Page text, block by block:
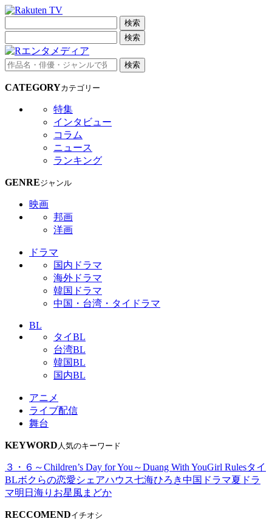
検索
検索
検索
CATEGORYカテゴリー
特集
インタビュー
コラム
ニュース
ランキング
GENREジャンル
映画
邦画
洋画
ドラマ
国内ドラマ
海外ドラマ
韓国ドラマ
中国・台湾・タイドラマ
BL
タイBL
台湾BL
韓国BL
国内BL
アニメ
ライブ配信
舞台
KEYWORD 人気のキーワード
３・６～Children’s Day for You～Duang With YouGirl Rulesタイ
BLボクらの恋愛シェアハウス七海ひろき中国ドラマ夏ドラ
マ明日海りお星風まどか
RECCOMENDイチオシ